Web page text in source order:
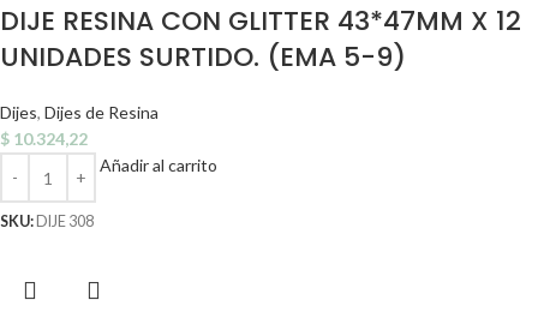
DIJE RESINA CON GLITTER 43*47MM X 12
UNIDADES SURTIDO. (EMA 5-9)
Dijes, Dijes de Resina
$ 10.324,22
Añadir al carrito
SKU: DIJE 308